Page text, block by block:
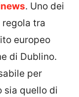
. Uno dei
tra
europeo
di Dublino.
per
sia quello di